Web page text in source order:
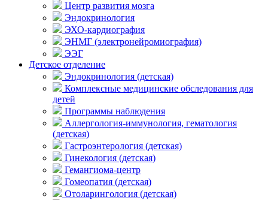
Центр развития мозга
Эндокринология
ЭХО-кардиография
ЭНМГ (электронейромиография)
ЭЭГ
Детское отделение
Эндокринология (детская)
Комплексные медицинские обследования для
детей
Программы наблюдения
Аллергология-иммунология, гематология
(детская)
Гастроэнтерология (детская)
Гинекология (детская)
Гемангиома-центр
Гомеопатия (детская)
Отоларингология (детская)